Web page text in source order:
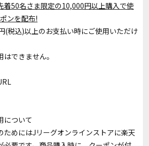
着50名さま限定の10,000円以上購入で使
ンを配布!
(税込)以上のお支払い時にご使用いただけ
できません。
について
ためにはJリーグオンラインストアに楽天